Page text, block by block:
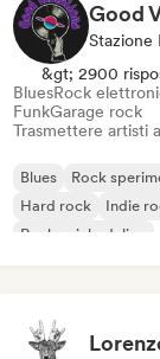
Good
Stazione
&gt; 2900
BluesRock
FunkGarage rock
Trasmettere artisti
Blues Rock
Hard rock
Indie
Rock psichedelico